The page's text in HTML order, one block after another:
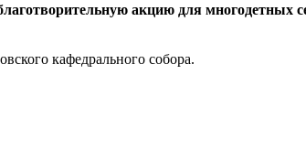
акцию для многодетных
кафедрального собора.